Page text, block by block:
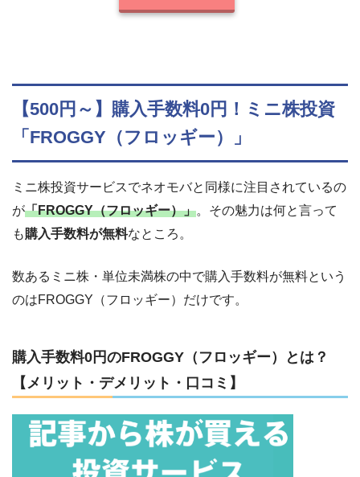
【500円～】購入手数料0円！ミニ株投資
「FROGGY（フロッギー）」
ミニ株投資サービスでネオモバと同様に注目されているの
が「FROGGY（フロッギー）」。その魅力は何と言って
も購入手数料が無料なところ。
数あるミニ株・単位未満株の中で購入手数料が無料という
のはFROGGY（フロッギー）だけです。
購入手数料0円のFROGGY（フロッギー）とは？
【メリット・デメリット・口コミ】